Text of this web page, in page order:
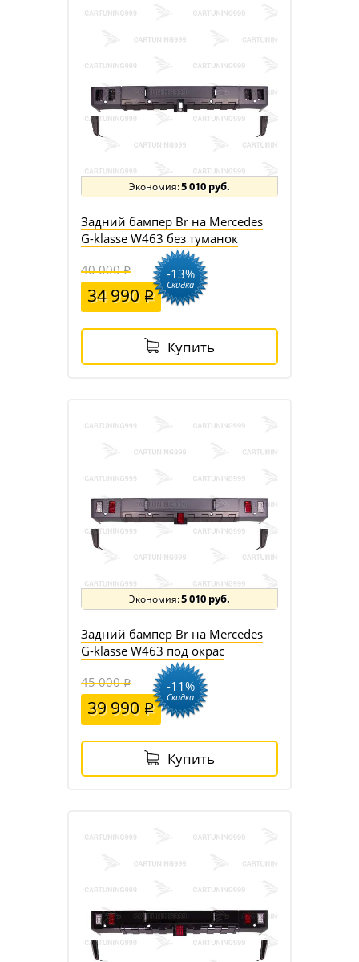
5 010 руб.
Задний бампер Br на Mercedes
G-klasse W463 без туманок
40 000
34 990
-13%
Скидка
Купить
5 010 руб.
Задний бампер Br на Mercedes
G-klasse W463 под окрас
45 000
39 990
-11%
Скидка
Купить